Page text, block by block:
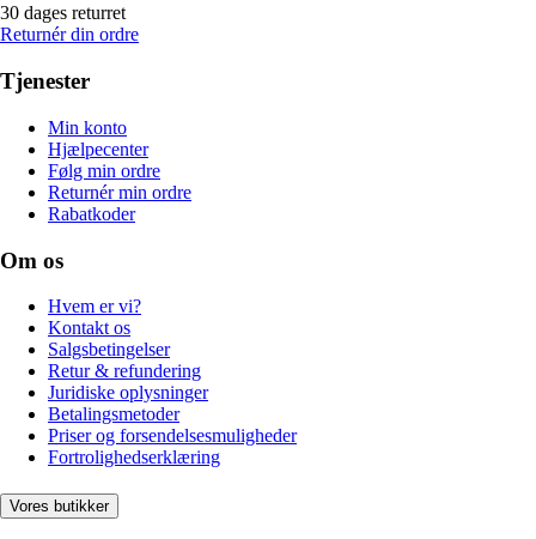
30 dages returret
Returnér din ordre
Tjenester
Min konto
Hjælpecenter
Følg min ordre
Returnér min ordre
Rabatkoder
Om os
Hvem er vi?
Kontakt os
Salgsbetingelser
Retur & refundering
Juridiske oplysninger
Betalingsmetoder
Priser og forsendelsesmuligheder
Fortrolighedserklæring
Vores butikker